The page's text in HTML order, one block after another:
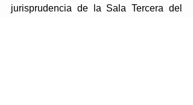
jurisprudencia de la Sala Tercera del